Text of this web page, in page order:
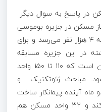
در پاسخ به سوال دیگر
مسکن در جزیره بوموسی
ادامه داد: جمعیت جزیره بوموسی به ۴ هزار نفر می‌رسد و برای
در این جزیره مسابقه
سراسری را برگزار کردیم و قرار بر این است که ١١٠ تا ١۵٠ واحد
مباحث ژئوتکنیک و
آینده پیمانکار ساخت
مسکن در این جزیره را شروع می‌کند و ٣٢ واحد مسکن هم